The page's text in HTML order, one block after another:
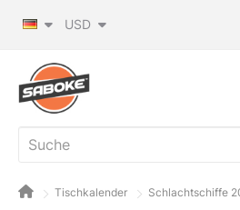
USD
Tischkalender Schlachtschiffe